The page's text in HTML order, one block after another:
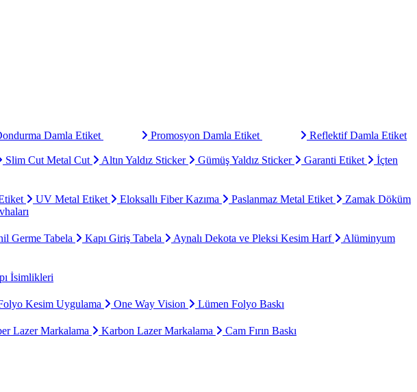
Damla Etiket Promosyon Damla Etiket
Reflektif Damla Etiket
Slim Cut Metal Cut Altın Yaldız Sticker Gümüş Yaldız Sticker Garanti Etiket
İçten
UV Metal Etiket Eloksallı Fiber Kazıma Paslanmaz Metal Etiket
Zamak Döküm
Germe Tabela Kapı Giriş Tabela Aynalı Dekota ve Pleksi Kesim Harf
Alüminyum
İsimlikleri
Kesim Uygulama One Way Vision Lümen Folyo Baskı
Lazer Markalama Karbon Lazer Markalama Cam Fırın Baskı